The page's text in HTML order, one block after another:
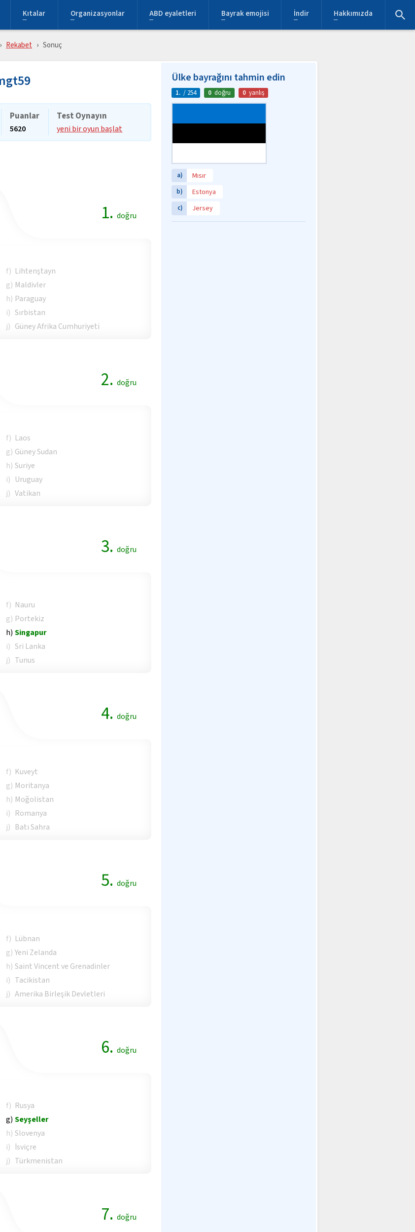
Kıtalar Organizasyonlar ABD eyaletleri Bayrak emojisi İndir Hakkımızda
Rekabet Sonuç
Puanlar
5620
Test Oynayın
yeni bir oyun başlat
1. doğru
f) Lihtenştayn
g) Maldivler
h) Paraguay
i) Sırbistan
j) Güney Afrika Cumhuriyeti
2. doğru
f) Laos
g) Güney Sudan
h) Suriye
i) Uruguay
j) Vatikan
3. doğru
f) Nauru
g) Portekiz
h) Singapur
i) Sri Lanka
j) Tunus
4. doğru
f) Kuveyt
g) Moritanya
h) Moğolistan
i) Romanya
j) Batı Sahra
5. doğru
f) Lübnan
g) Yeni Zelanda
h) Saint Vincent ve Grenadinler
i) Tacikistan
j) Amerika Birleşik Devletleri
6. doğru
f) Rusya
g) Seyşeller
h) Slovenya
i) İsviçre
j) Türkmenistan
7. doğru
Ülke bayrağını tahmin edin
1. / 254 0 doğru 0 yanlış
a) Mısır
b) Estonya
c) Jersey